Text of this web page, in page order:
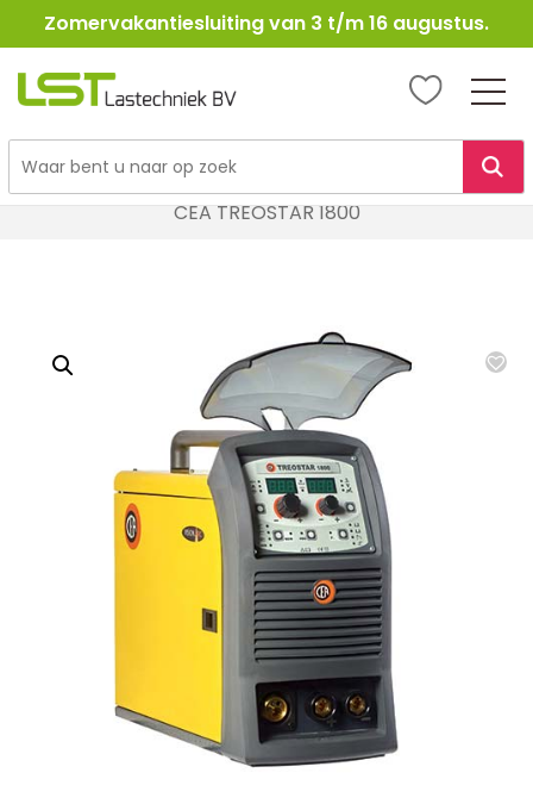
Ga
naar
Zomervakantiesluiting van 3 t/m 16 augustus.
LST
Lasapparatuur
CEA TREOSTAR 1800